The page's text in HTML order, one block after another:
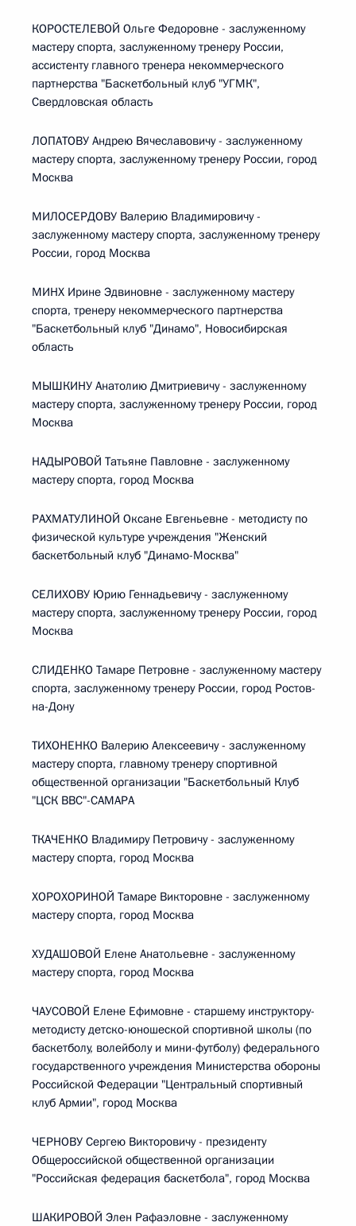
КОРОСТЕЛЕВОЙ Ольге Федоровне - заслуженному
мастеру спорта, заслуженному тренеру России,
ассистенту главного тренера некоммерческого
партнерства "Баскетбольный клуб "УГМК",
Свердловская область
ЛОПАТОВУ Андрею Вячеславовичу - заслуженному
мастеру спорта, заслуженному тренеру России, город
Москва
МИЛОСЕРДОВУ Валерию Владимировичу -
заслуженному мастеру спорта, заслуженному тренеру
России, город Москва
МИНХ Ирине Эдвиновне - заслуженному мастеру
спорта, тренеру некоммерческого партнерства
"Баскетбольный клуб "Динамо", Новосибирская
область
МЫШКИНУ Анатолию Дмитриевичу - заслуженному
мастеру спорта, заслуженному тренеру России, город
Москва
НАДЫРОВОЙ Татьяне Павловне - заслуженному
мастеру спорта, город Москва
РАХМАТУЛИНОЙ Оксане Евгеньевне - методисту по
физической культуре учреждения "Женский
баскетбольный клуб "Динамо-Москва"
СЕЛИХОВУ Юрию Геннадьевичу - заслуженному
мастеру спорта, заслуженному тренеру России, город
Москва
СЛИДЕНКО Тамаре Петровне - заслуженному мастеру
спорта, заслуженному тренеру России, город Ростов-
на-Дону
ТИХОНЕНКО Валерию Алексеевичу - заслуженному
мастеру спорта, главному тренеру спортивной
общественной организации "Баскетбольный Клуб
"ЦСК ВВС"-САМАРА
ТКАЧЕНКО Владимиру Петровичу - заслуженному
мастеру спорта, город Москва
ХОРОХОРИНОЙ Тамаре Викторовне - заслуженному
мастеру спорта, город Москва
ХУДАШОВОЙ Елене Анатольевне - заслуженному
мастеру спорта, город Москва
ЧАУСОВОЙ Елене Ефимовне - старшему инструктору-
методисту детско-юношеской спортивной школы (по
баскетболу, волейболу и мини-футболу) федерального
государственного учреждения Министерства обороны
Российской Федерации "Центральный спортивный
клуб Армии", город Москва
ЧЕРНОВУ Сергею Викторовичу - президенту
Общероссийской общественной организации
"Российская федерация баскетбола", город Москва
ШАКИРОВОЙ Элен Рафаэловне - заслуженному